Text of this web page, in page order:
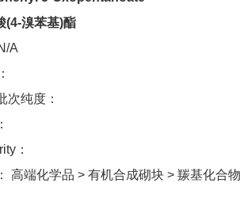
(4-溴苯基)酯
A
次纯度：
：
高端化学品 > 有机合成砌块 > 羰基化合